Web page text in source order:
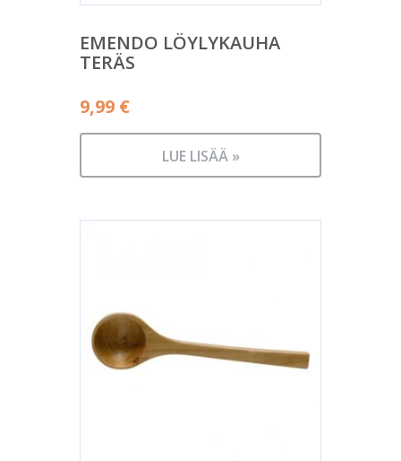
EMENDO LÖYLYKAUHA
TERÄS
9,99 €
LUE LISÄÄ »